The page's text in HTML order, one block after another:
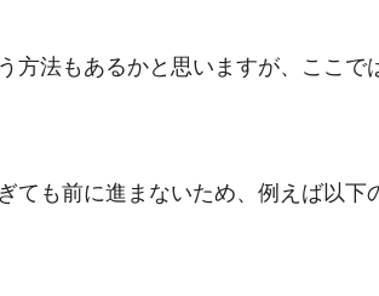
法もあるかと思いますが、ここで
も前に進まないため、例えば以下